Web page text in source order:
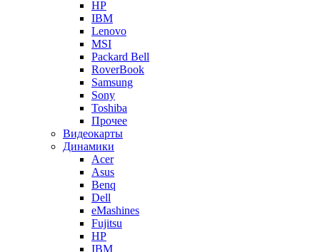
HP
IBM
Lenovo
MSI
Packard Bell
RoverBook
Samsung
Sony
Toshiba
Прочее
Видеокарты
Динамики
Acer
Asus
Benq
Dell
eMashines
Fujitsu
HP
IBM